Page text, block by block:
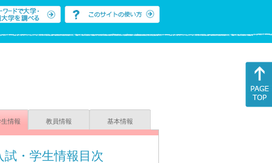
生情報 教員情報 基本情報
試・学生情報目次